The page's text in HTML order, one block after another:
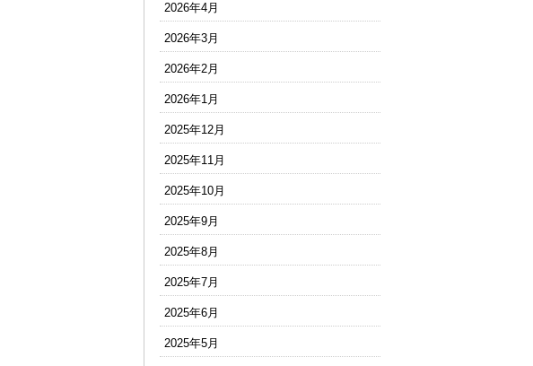
2026年4月
2026年3月
2026年2月
2026年1月
2025年12月
2025年11月
2025年10月
2025年9月
2025年8月
2025年7月
2025年6月
2025年5月